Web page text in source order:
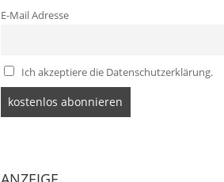
E-Mail Adresse
Ich akzeptiere die Datenschutzerklärung.